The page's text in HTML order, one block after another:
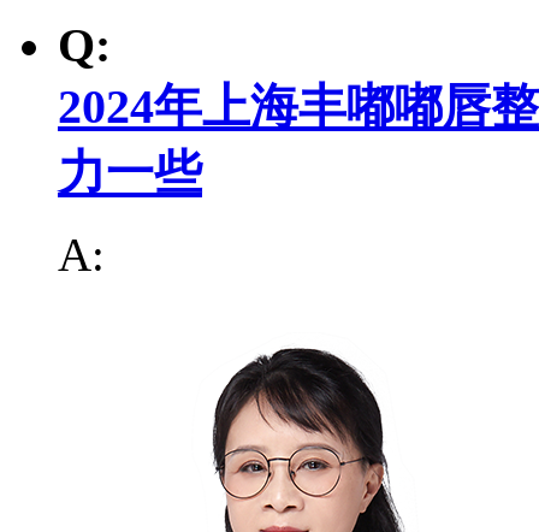
Q:
2024年上海丰嘟嘟唇
力一些
A: